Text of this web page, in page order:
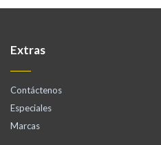
Extras
Contáctenos
Especiales
Marcas